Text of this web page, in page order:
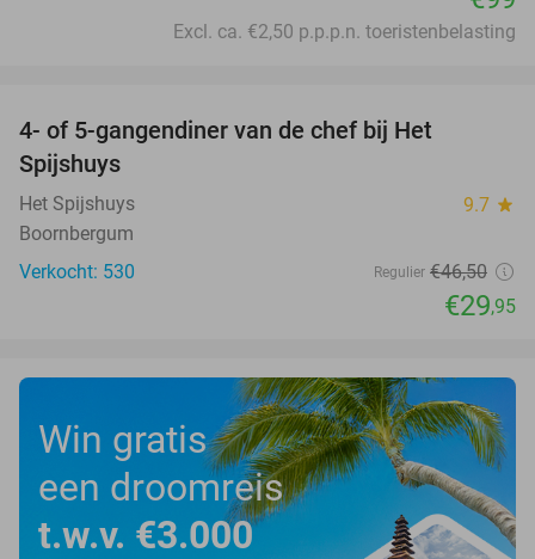
Excl. ca. €2,50 p.p.p.n. toeristenbelasting
4- of 5-gangendiner van de chef bij Het
Spijshuys
Het Spijshuys 9.7 star
Boornbergum
Verkocht: 530
Regulier €46,50
€29,95
Win gratis
een droomreis
t.w.v. €3.000